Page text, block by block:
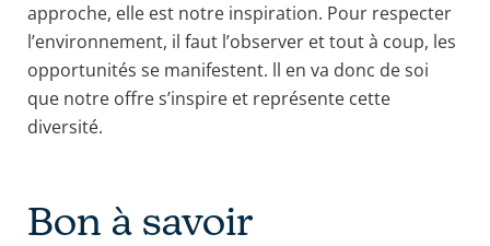
approche, elle est notre inspiration. Pour respecter
l’environnement, il faut l’observer et tout à coup, les
opportunités se manifestent. ll en va donc de soi
que notre offre s’inspire et représente cette
diversité.
Bon à savoir